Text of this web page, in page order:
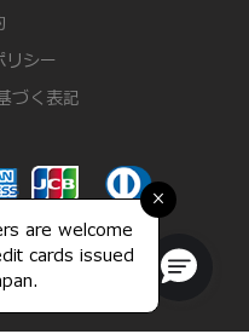
×
are welcome
cards issued
リシー
づく表記